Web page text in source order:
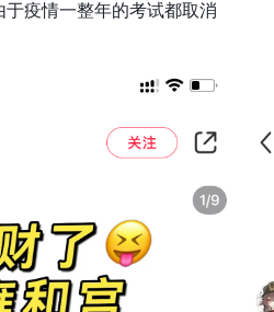
于疫情一整年的考试都取消